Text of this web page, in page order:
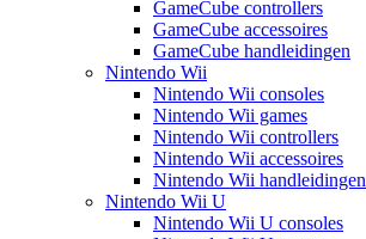
GameCube controllers
GameCube accessoires
GameCube handleidingen
Nintendo Wii
Nintendo Wii consoles
Nintendo Wii games
Nintendo Wii controllers
Nintendo Wii accessoires
Nintendo Wii handleidingen
Nintendo Wii U
Nintendo Wii U consoles